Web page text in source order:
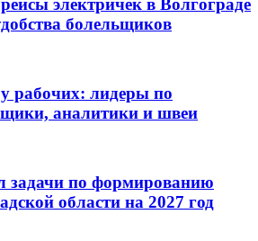
болельщиков
рабочих: лидеры по
аналитики и швеи
задачи по формированию
области на 2027 год